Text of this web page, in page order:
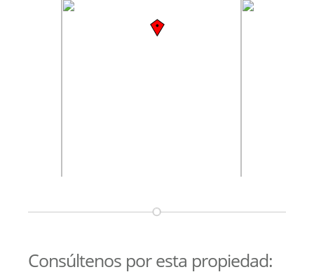
Consúltenos por esta propiedad: